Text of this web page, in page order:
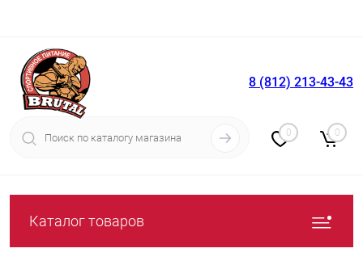
Вход Регистрация
8 (812) 213-43-43
0 0
Каталог товаров